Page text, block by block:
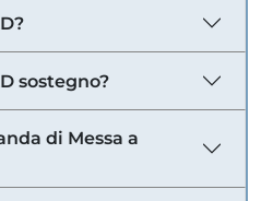
sostegno?
di Messa a